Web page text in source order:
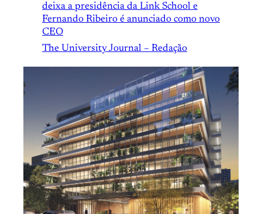
deixa a presidência da Link School e
Fernando Ribeiro é anunciado como novo
CEO
The University Journal – Redação